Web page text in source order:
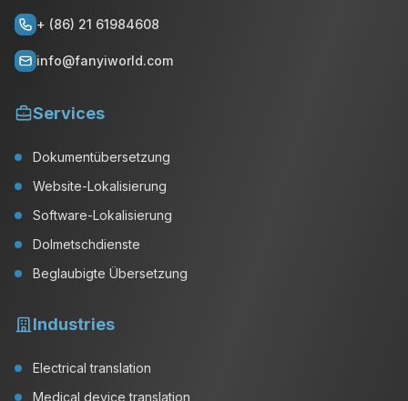
+ (86) 21 61984608
info@fanyiworld.com
Services
Dokumentübersetzung
Website-Lokalisierung
Software-Lokalisierung
Dolmetschdienste
Beglaubigte Übersetzung
Industries
Electrical translation
Medical device translation